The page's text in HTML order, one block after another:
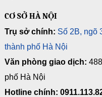
CƠ SỞ HÀ NỘI
Trụ sở chính: Số 2B, ngõ
thành phố Hà Nội
Văn phòng giao dịch:
phố Hà Nội
Hotline chính: